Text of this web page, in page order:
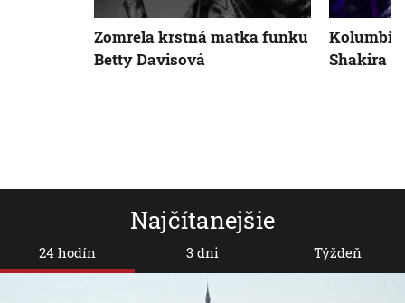
Najčítanejšie
24 hodín 3 dni Týždeň
Zomrela krstná matka funku
Betty Davisová
Shakira